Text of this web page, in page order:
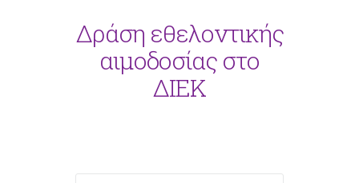
Δράση εθελοντικής
αιμοδοσίας στο
ΔΙΕΚ